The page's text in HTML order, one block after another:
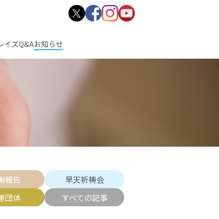
イズQ&Aお知らせ
報告
早天祈祷会
団体
すべての記事